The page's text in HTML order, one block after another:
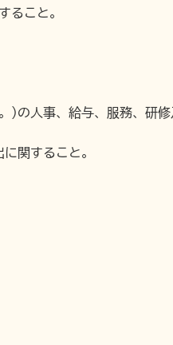
ること。
の人事、給与、服務、研修
関すること。